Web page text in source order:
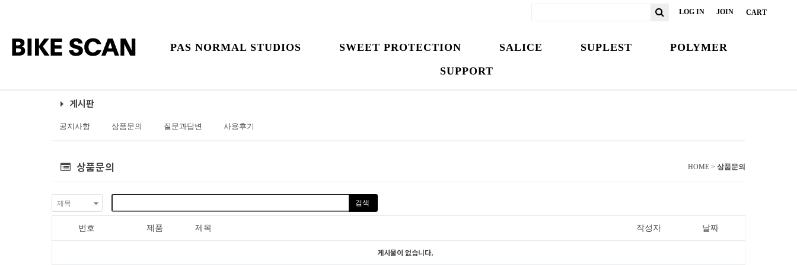
LOG IN JOIN CART
PAS NORMAL STUDIOS SWEET PROTECTION SALICE SUPLEST
POLYMER
SUPPORT
게시판
공지사항 상품문의 질문과답변 사용후기
상품문의 HOME > 상품문의
제목 검색
번호 제품 제목 작성자 날짜
게시물이 없습니다.